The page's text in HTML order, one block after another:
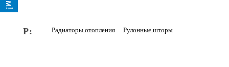
Р: Радиаторы отопления Рулонные шторы